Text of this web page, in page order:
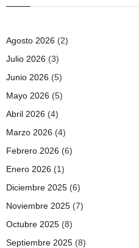
Agosto 2026 (2)
Julio 2026 (3)
Junio 2026 (5)
Mayo 2026 (5)
Abril 2026 (4)
Marzo 2026 (4)
Febrero 2026 (6)
Enero 2026 (1)
Diciembre 2025 (6)
Noviembre 2025 (7)
Octubre 2025 (8)
Septiembre 2025 (8)